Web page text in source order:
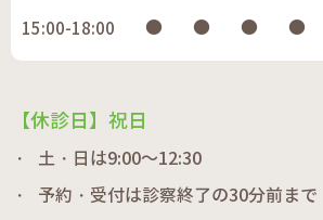
15:00-18:00 ● ● ● ●
【休診日】祝日
土・日は9:00～12:30
予約・受付は診察終了の30分前まで